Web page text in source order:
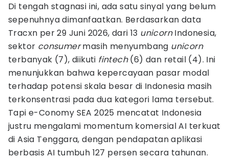
Di tengah stagnasi ini, ada satu sinyal yang belum
sepenuhnya dimanfaatkan. Berdasarkan data
Tracxn per 29 Juni 2026, dari 13 unicornIndonesia,
sektor consumermasih menyumbang unicorn
terbanyak (7), diikuti fintech(6) dan retail (4). Ini
menunjukkan bahwa kepercayaan pasar modal
terhadap potensi skala besar di Indonesia masih
terkonsentrasi pada dua kategori lama tersebut.
Tapi e-Conomy SEA 2025 mencatat Indonesia
justru mengalami momentum komersial AI terkuat
di Asia Tenggara, dengan pendapatan aplikasi
berbasis AI tumbuh 127 persen secara tahunan.